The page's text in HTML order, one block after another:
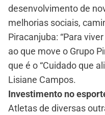
desenvolvimento de
melhorias sociais,
Piracanjuba: “Para
ao que move o Grupo
que é o “Cuidado que
Lisiane Campos.
Investimento no
Atletas de diversas